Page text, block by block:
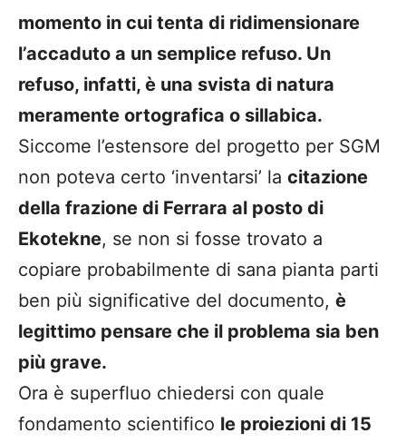
momento in cui tenta di ridimensionare
l’accaduto a un semplice refuso. Un
refuso, infatti, è una svista di natura
meramente ortografica o sillabica.
Siccome l’estensore del progetto per SGM
non poteva certo ‘inventarsi’ la citazione
della frazione di Ferrara al posto di
Ekotekne, se non si fosse trovato a
copiare probabilmente di sana pianta parti
ben più significative del documento, è
legittimo pensare che il problema sia ben
più grave.
Ora è superfluo chiedersi con quale
fondamento scientifico le proiezioni di 15